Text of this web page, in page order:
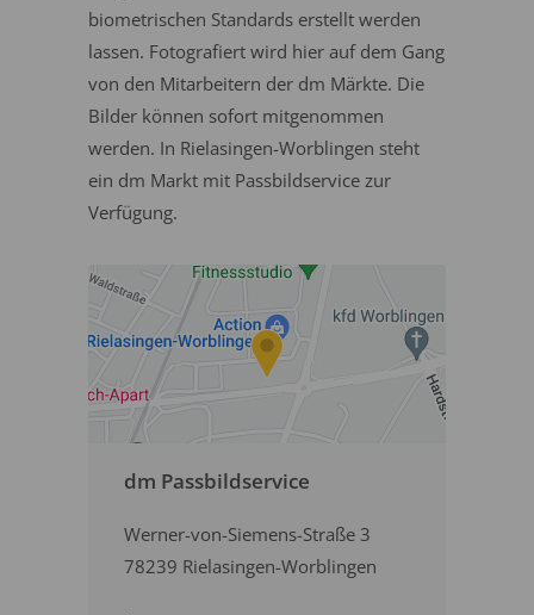
biometrischen Standards erstellt werden
lassen. Fotografiert wird hier auf dem Gang
von den Mitarbeitern der dm Märkte. Die
Bilder können sofort mitgenommen
werden. In Rielasingen-Worblingen steht
ein dm Markt mit Passbildservice zur
Verfügung.
dm Passbildservice
Werner-von-Siemens-Straße 3
78239 Rielasingen-Worblingen